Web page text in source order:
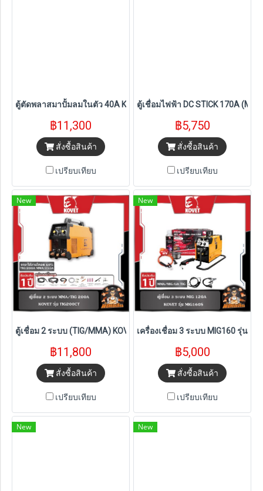
ตู้ตัดพลาสมาปั้มลมในตัว 40A KOVET รุ่น CUT40AIR-SG
฿11,300
สั่งซื้อสินค้า
เปรียบเทียบ
ตู้เชื่อมไฟฟ้า DC STICK 170A
฿5,750
สั่งซื้อสินค้า
เปรียบเทียบ
New
ตู้เชื่อม 2 ระบบ (TIG/MMA) KOVET รุ่น TIG200CT
฿11,800
สั่งซื้อสินค้า
เปรียบเทียบ
New
เครื่องเชื่อม 3 ระบบ MIG160 รุ่น
฿5,000
สั่งซื้อสินค้า
เปรียบเทียบ
New New